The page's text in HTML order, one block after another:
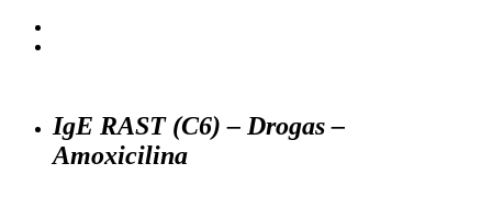
IgE RAST (C6) – Drogas –
Amoxicilina